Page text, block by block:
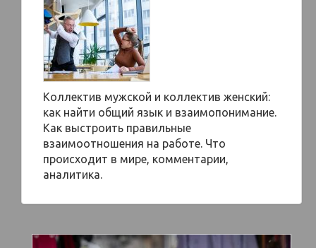
Коллектив мужской и коллектив женский:
как найти общий язык и взаимопонимание.
Как выстроить правильные
взаимоотношения на работе. Что
происходит в мире, комментарии,
аналитика.